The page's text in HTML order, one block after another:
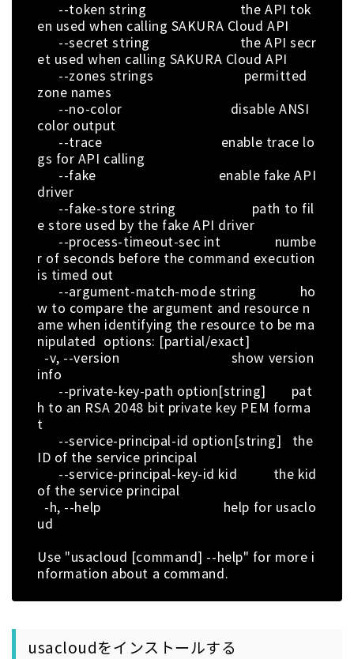
--token string the API tok
en used when calling SAKURA Cloud API
--secret string the API secr
et used when calling SAKURA Cloud API
--zones strings permitted
zone names
--no-color disable ANSI
color output
--trace enable trace lo
gs for API calling
--fake enable fake API
driver
--fake-store string path to fil
e store used by the fake API driver
--process-timeout-sec int numbe
r of seconds before the command execution
is timed out
--argument-match-mode string ho
w to compare the argument and resource n
ame when identifying the resource to be ma
nipulated options: [partial/exact]
-v, --version show version
info
--private-key-path option[string] pat
h to an RSA 2048 bit private key PEM forma
t
--service-principal-id option[string] the
ID of the service principal
--service-principal-key-id kid the kid
of the service principal
-h, --help help for usaclo
ud
Use "usacloud [command] --help" for more i
nformation about a command.
usacloudをインストールする